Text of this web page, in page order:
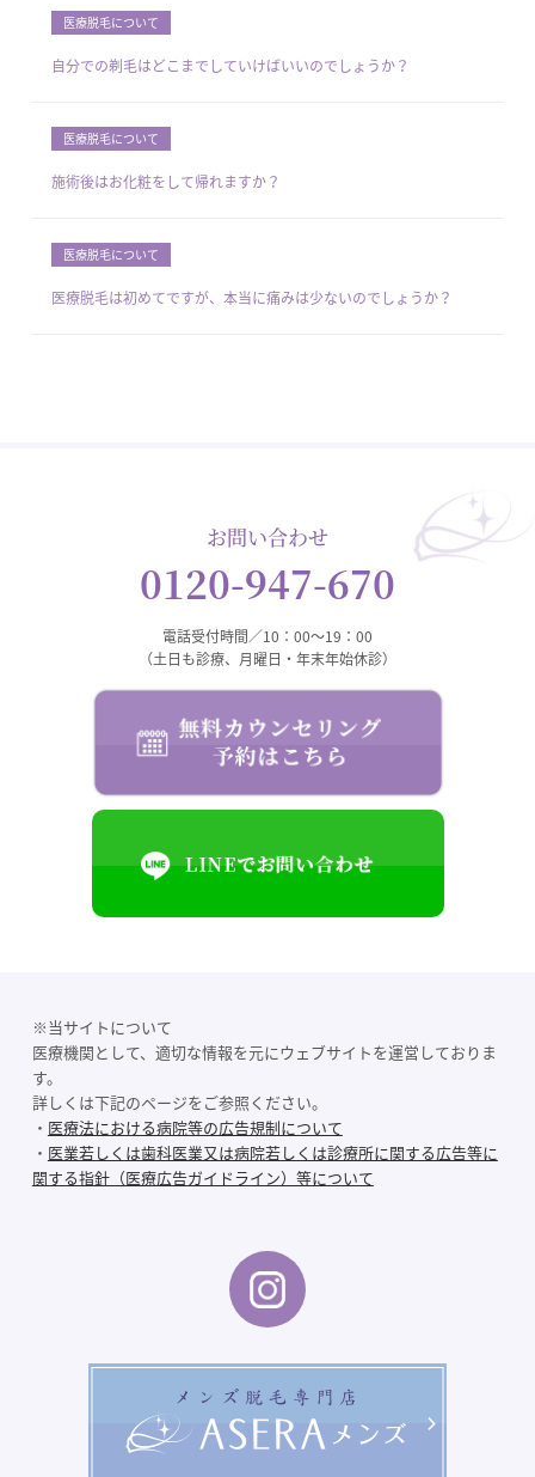
医療脱毛について
自分での剃毛はどこまでしていけばいいのでしょうか？
医療脱毛について
施術後はお化粧をして帰れますか？
医療脱毛について
医療脱毛は初めてですが、本当に痛みは少ないのでしょうか？
お問い合わせ
0120-947-670
電話受付時間／10：00～19：00
（土日も診療、月曜日・年末年始休診）
※当サイトについて
医療機関として、適切な情報を元にウェブサイトを運営しておりま
す。
詳しくは下記のページをご参照ください。
・ 医療法における病院等の広告規制について
・ 医業若しくは歯科医業又は病院若しくは診療所に関する広告等に
関する指針（医療広告ガイドライン）等について